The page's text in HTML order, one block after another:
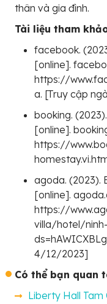
thân và gia đình.
Tài liệu tham
facebook.
[online].
https://
a. [Truy cập
booking.
[online].
https://
agoda. (2023).
[online].
https://
villa/hotel/
4/12/2023]
Có thể bạn quan
Liberty Hall Tam